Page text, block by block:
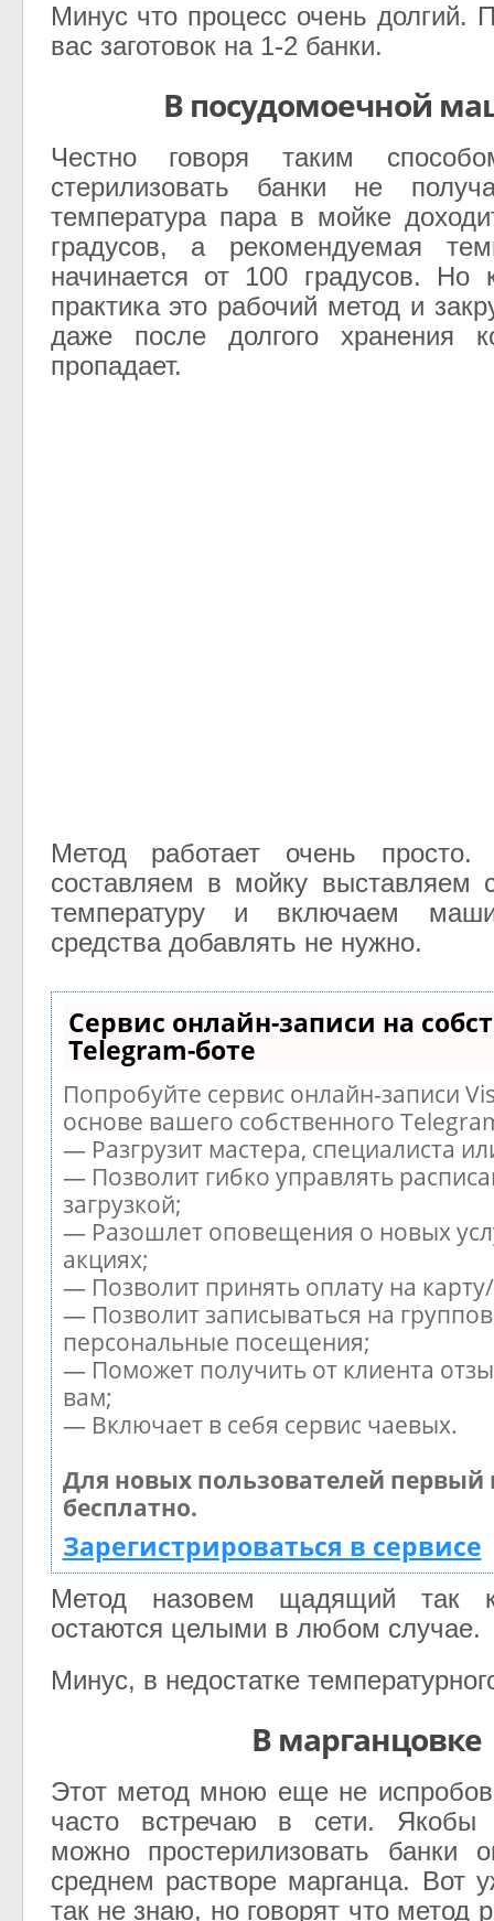
Минус что процесс очень долгий.
вас заготовок на 1-2 банки.
В посудомоечной
Честно говоря таким
стерилизовать банки не
температура пара в мойке
градусов, а рекомендуемая
начинается от 100 градусов. Но
практика это рабочий метод и
даже после долгого хранения
пропадает.
Метод работает очень просто.
составляем в мойку выставляем
температуру и включаем
средства добавлять не нужно.
Сервис онлайн-записи на
Telegram-боте
Попробуйте сервис онлайн-записи
основе вашего собственного
— Разгрузит мастера, специалиста
— Позволит гибко управлять
загрузкой;
— Разошлет оповещения о новых
акциях;
— Позволит принять оплату на
— Позволит записываться на
персональные посещения;
— Поможет получить от клиента
вам;
— Включает в себя сервис чаевых.
Для новых пользователей первый
бесплатно.
Зарегистрироваться в сервисе
Метод назовем щадящий так
остаются целыми в любом случае.
Минус, в недостатке
В марганцовке
Этот метод мною еще не
часто встречаю в сети. Якобы
можно простерилизовать банки
среднем растворе марганца. Вот
так не знаю, но говорят что метод